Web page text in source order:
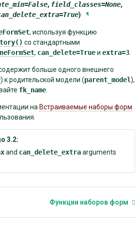
=False, field_classes=None,
=True) ¶
, используя функцию
со стандартными
, can_delete=Trueи extra=3.
больше одного внешнего
) к родительской модели (parent_model),
fk_name.
на Встраиваемые наборы форм
3.2:
and can_delete_extraarguments
Функции наборов форм